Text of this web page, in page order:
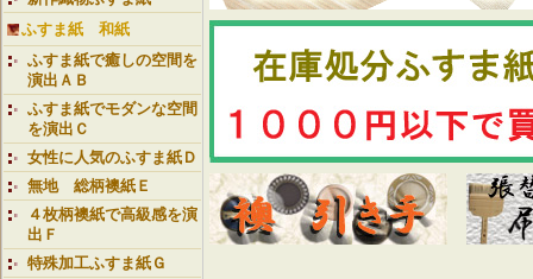
ふすま紙 和紙
ふすま紙で癒しの空間を
演出ＡＢ
ふすま紙でモダンな空間
を演出Ｃ
女性に人気のふすま紙Ｄ
無地 総柄襖紙Ｅ
４枚柄襖紙で高級感を演
出Ｆ
特殊加工ふすま紙Ｇ